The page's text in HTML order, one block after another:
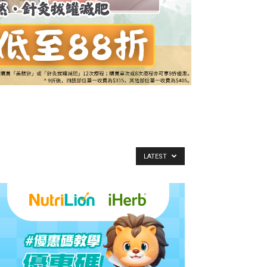
LATEST